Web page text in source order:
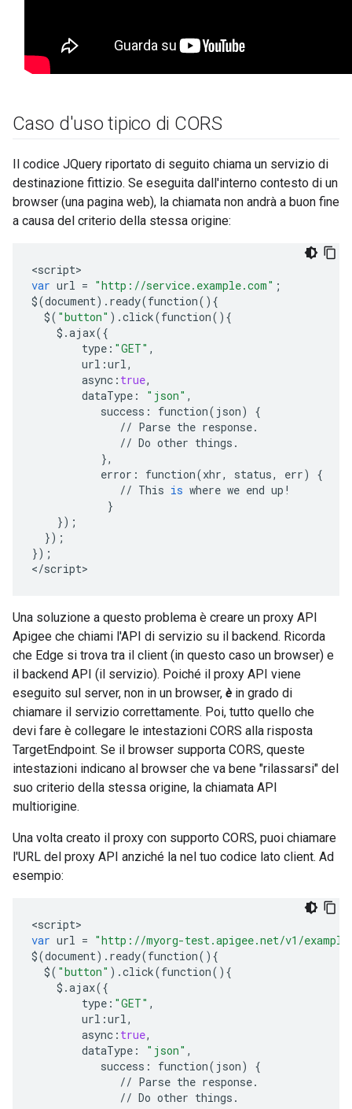
Caso d'uso tipico di CORS
Il codice JQuery riportato di seguito chiama un servizio di
destinazione fittizio. Se eseguita dall'interno contesto di un
browser (una pagina web), la chiamata non andrà a buon fine
a causa del criterio della stessa origine:
<script
var url = "http://service.example.com" ;
$(document) . ready(function(){
$( "button" ) .click(function(){
$.ajax({
type : "GET" ,
url :url,
async : true,
dataType : "json" ,
success : function( json)
{
// Parse the response.
// Do other things .
},
error : function(xhr, status, err)
{
// This is where we end up !
}
});
});
});
</script>
Una soluzione a questo problema è creare un proxy API
Apigee che chiami l'API di servizio su il backend. Ricorda
che Edge si trova tra il client (in questo caso un browser) e
il backend API (il servizio). Poiché il proxy API viene
eseguito sul server, non in un browser, è in grado di
chiamare il servizio correttamente. Poi, tutto quello che
devi fare è collegare le intestazioni CORS alla risposta
TargetEndpoint. Se il browser supporta CORS, queste
intestazioni indicano al browser che va bene "rilassarsi" del
suo criterio della stessa origine, la chiamata API
multiorigine.
Una volta creato il proxy con supporto CORS, puoi chiamare
l'URL del proxy API anziché la nel tuo codice lato client. Ad
esempio:
<script
var url = "http://myorg-test.apigee.net/v1/
$(document) . ready(function(){
$( "button" ) .click(function(){
$.ajax({
type : "GET" ,
url :url,
async : true,
dataType : "json" ,
success : function( json)
{
// Parse the response.
// Do other things .